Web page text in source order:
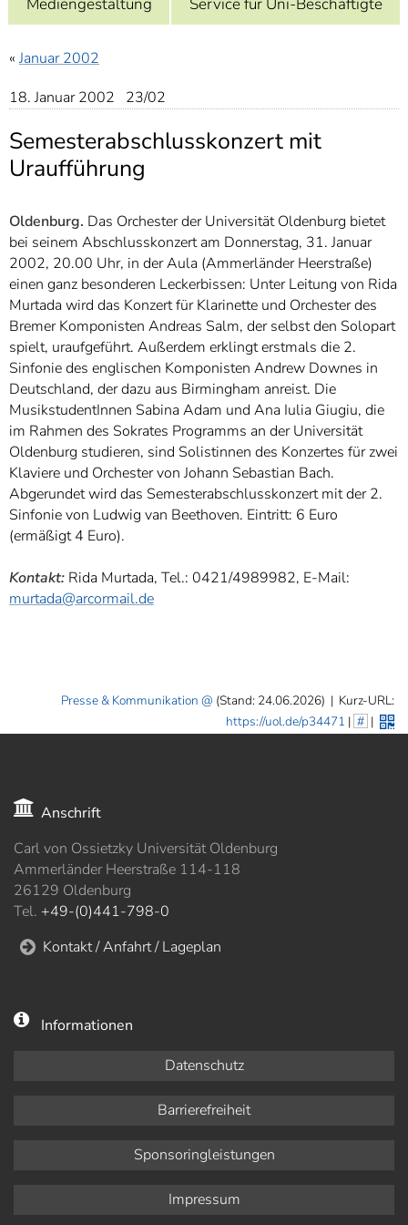
7]
Informationen zur
« Januar 2002
18. Januar 2002 23/02
Semesterabschlusskonzert mit
Uraufführung
Oldenburg. Das Orchester der Universität Oldenburg bietet
bei seinem Abschlusskonzert am Donnerstag, 31. Januar
2002, 20.00 Uhr, in der Aula (Ammerländer Heerstraße)
einen ganz besonderen Leckerbissen: Unter Leitung von Rida
Murtada wird das Konzert für Klarinette und Orchester des
Bremer Komponisten Andreas Salm, der selbst den Solopart
spielt, uraufgeführt. Außerdem erklingt erstmals die 2.
Sinfonie des englischen Komponisten Andrew Downes in
Deutschland, der dazu aus Birmingham anreist. Die
MusikstudentInnen Sabina Adam und Ana Iulia Giugiu, die
im Rahmen des Sokrates Programms an der Universität
Oldenburg studieren, sind Solistinnen des Konzertes für zwei
Klaviere und Orchester von Johann Sebastian Bach.
Abgerundet wird das Semesterabschlusskonzert mit der 2.
Sinfonie von Ludwig van Beethoven. Eintritt: 6 Euro
(ermäßigt 4 Euro).
Kontakt: Rida Murtada, Tel.: 0421/4989982, E-Mail:
murtada@arcormail.de
Presse & Kommunikation (Stand: 24.06.2026) | Kurz-URL:
https://uol.de/p34471 | # |
Anschrift
Carl von Ossietzky Universität Oldenburg
Ammerländer Heerstraße 114-118
26129 Oldenburg
Tel. +49-(0)441-798-0
Kontakt / Anfahrt / Lageplan
Informationen
Datenschutz
Barrierefreiheit
Sponsoringleistungen
Impressum